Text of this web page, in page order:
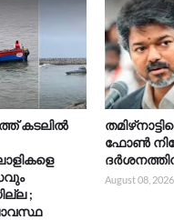
കടലിൽ
;
ഫോൺ
August 08, 2026